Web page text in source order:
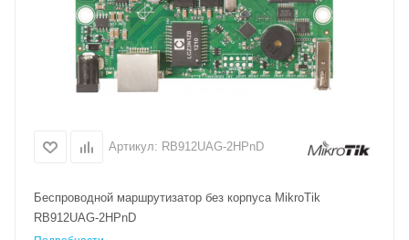
Артикул: RB912UAG-2HPnD
Беспроводной маршрутизатор без корпуса MikroTik
RB912UAG-2HPnD